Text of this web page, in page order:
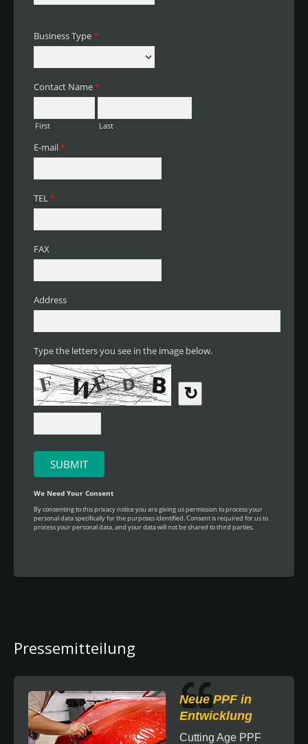
Pressemitteilung
Neue PPF in
Entwicklung
Cutting Age PPF